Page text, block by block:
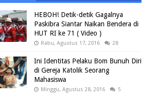
HEBOH! Detik-detik Gagalnya
Paskibra Siantar Naikan Bendera di
HUT RI ke 71 ( Video )
Rabu, Agustus 17, 2016 28
Ini Identitas Pelaku Bom Bunuh Diri
di Gereja Katolik Seorang
Mahasiswa
Minggu, Agustus 28, 2016 5